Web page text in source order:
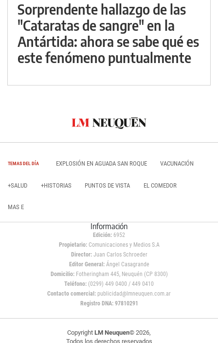
Sorprendente hallazgo de las
"Cataratas de sangre" en la
Antártida: ahora se sabe qué es
este fenómeno puntualmente
TEMAS DEL DÍA EXPLOSIÓN EN AGUADA SAN ROQUE VACUNACIÓN
+SALUD +HISTORIAS PUNTOS DE VISTA EL COMEDOR
MAS E
Información
Edición: 6952
Propietario:Comunicaciones y Medios S.A
Director: Juan Carlos Schroeder
Editor General:Ángel Casagrande
Domicilio:Fotheringham 445, Neuquén (CP 8300)
Teléfono: (0299) 449 0400 / 449 0410
Contacto comercial: publicidad@lmneuquen.com.ar
Registro DNA: 97810291
Copyright LM Neuquen© 2026,
Todos los derechos reservados